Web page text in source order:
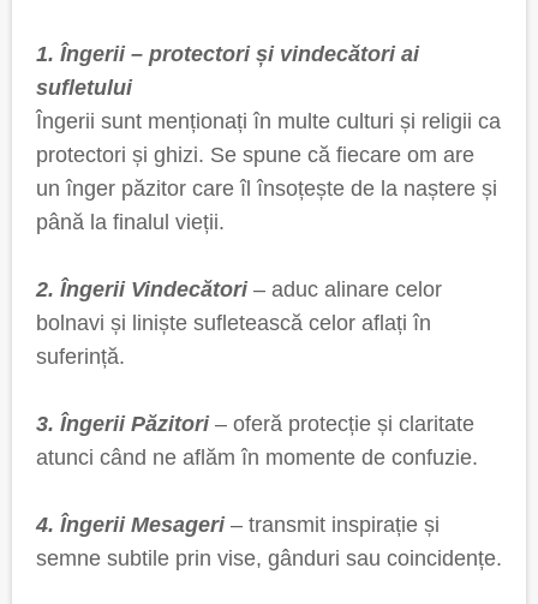
1. Îngerii – protectori și vindecători ai
sufletului
Îngerii sunt menționați în multe culturi și religii ca
protectori și ghizi. Se spune că fiecare om are
un înger păzitor care îl însoțește de la naștere și
până la finalul vieții.
2. Îngerii Vindecători– aduc alinare celor
bolnavi și liniște sufletească celor aflați în
suferință.
3. Îngerii Păzitori– oferă protecție și claritate
atunci când ne aflăm în momente de confuzie.
4. Îngerii Mesageri– transmit inspirație și
semne subtile prin vise, gânduri sau coincidențe.